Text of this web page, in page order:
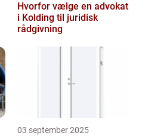
Hvorfor vælge en advokat
i Kolding til juridisk
rådgivning
03 september 2025